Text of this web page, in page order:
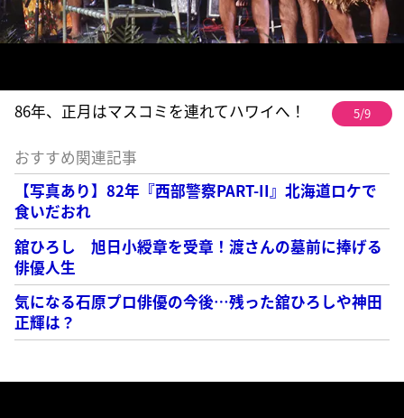
86年、正月はマスコミを連れてハワイへ！ 5/9
おすすめ関連記事
【写真あり】82年『西部警察PART-II』北海道ロケで
食いだおれ
舘ひろし 旭日小綬章を受章！渡さんの墓前に捧げる
俳優人生
気になる石原プロ俳優の今後…残った舘ひろしや神田
正輝は？